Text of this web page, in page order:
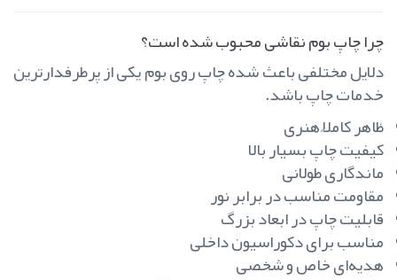
چرا چاپ بوم نقاشی محبوب شده است؟
دلایل مختلفی باعث شده چاپ روی بوم یکی از پرطرفدارترین
خدمات چاپ باشد.
ظاهر کاملاً هنری
کیفیت چاپ بسیار بالا
ماندگاری طولانی
مقاومت مناسب در برابر نور
قابلیت چاپ در ابعاد بزرگ
مناسب برای دکوراسیون داخلی
هدیه‌ای خاص و شخصی